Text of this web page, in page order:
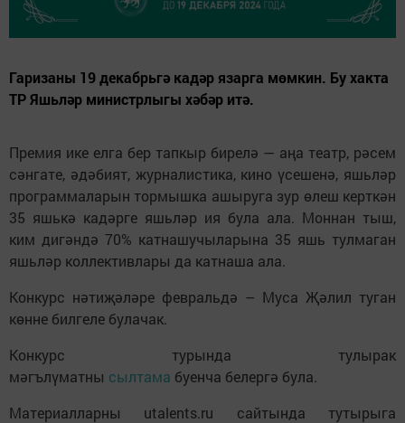
Гаризаны 19 декабрьгә кадәр язарга мөмкин. Бу хакта
ТР Яшьләр министрлыгы хәбәр итә.
Премия ике елга бер тапкыр бирелә — аңа театр, рәсем
сәнгате, әдәбият, журналистика, кино үсешенә, яшьләр
программаларын тормышка ашыруга зур өлеш керткән
35 яшькә кадәрге яшьләр ия була ала. Моннан тыш,
ким дигәндә 70% катнашучыларына 35 яшь тулмаган
яшьләр коллективлары да катнаша ала.
Конкурс нәтиҗәләре февральдә – Муса Җәлил туган
көнне билгеле булачак.
Конкурс турында тулырак
мәгълүматны сылтама буенча белергә була.
Материалларны utalents.ru сайтында тутырыга